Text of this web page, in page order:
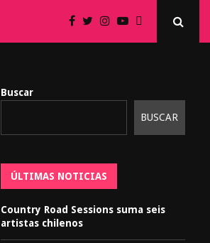
Buscar
BUSCAR
ÚLTIMAS NOTICIAS
Country Road Sessions suma seis
artistas chilenos